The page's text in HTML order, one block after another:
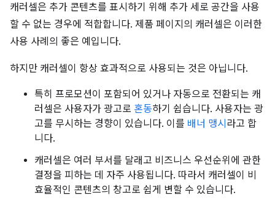
캐러셀은 추가 콘텐츠를 표시하기 위해 추가 세로 공간을 사용
할 수 없는 경우에 적합합니다. 제품 페이지의 캐러셀은 이러한
사용 사례의 좋은 예입니다.
하지만 캐러셀이 항상 효과적으로 사용되는 것은 아닙니다.
특히 프로모션이 포함되어 있거나 자동으로 전환되는 캐
러셀은 사용자가 광고로 혼동하기 쉽습니다. 사용자는 광
고를 무시하는 경향이 있습니다. 이를 배너 맹시 라고 합
니다.
캐러셀은 여러 부서를 달래고 비즈니스 우선순위에 관한
결정을 피하는 데 자주 사용됩니다. 따라서 캐러셀이 비
효율적인 콘텐츠의 창고로 쉽게 변할 수 있습니다.